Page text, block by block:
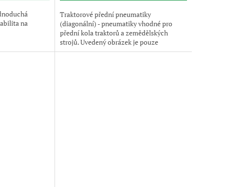
na
Traktorové přední pneumatiky
(diagonální) - pneumatiky vhodné pro
přední kola traktorů a zemědělských
strojů. Uvedený obrázek je pouze
ilustrativní, pneumatika je dodávána bez